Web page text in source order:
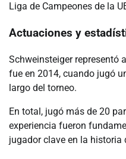
Liga de Campeones de la
Actuaciones y
Schweinsteiger representó
fue en 2014, cuando jugó
largo del torneo.
En total, jugó más de 20
experiencia fueron
jugador clave en la historia